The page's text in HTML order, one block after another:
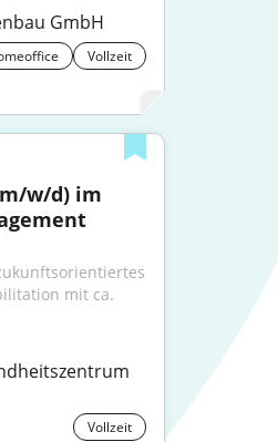
GmbH
Vollzeit
w/d) im
mit ca.
Vollzeit